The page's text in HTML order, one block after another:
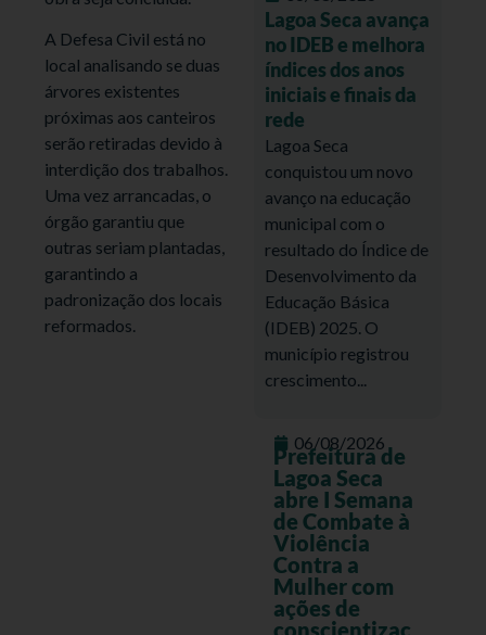
A Defesa Civil está no
local analisando se duas
árvores existentes
próximas aos canteiros
serão retiradas devido à
interdição dos trabalhos.
Uma vez arrancadas, o
órgão garantiu que
outras seriam plantadas,
garantindo a
padronização dos locais
reformados.
Lagoa Seca avança
no IDEB e melhora
índices dos anos
iniciais e finais da
rede
Lagoa Seca
conquistou um novo
avanço na educação
municipal com o
resultado do Índice de
Desenvolvimento da
Educação Básica
(IDEB) 2025. O
município registrou
crescimento...
06/08/2026
Prefeitura de
Lagoa Seca
abre I Semana
de Combate à
Violência
Contra a
Mulher com
ações de